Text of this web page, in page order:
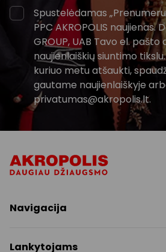
Spustelėdamas
PPC AKROPOLIS naujienas.
GROUP, UAB Tavo el.
naujienlaiškių siuntimo
kuriuo metu atšaukti,
gautame naujienlaiškyje
privatumas@akropolis.lt.
Navigacija
Lankytojams